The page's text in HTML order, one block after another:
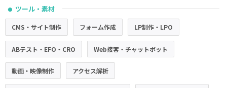
● ツール・素材
CMS・サイト制作 フォーム作成 LP制作・LPO
ABテスト・EFO・CRO Web接客・チャットボット
動画・映像制作 アクセス解析